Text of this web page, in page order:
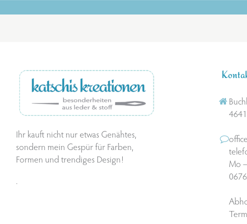
Ihr kauft nicht nur etwas Genähtes,
sondern mein Gespür für Farben,
Formen und trendiges Design!
.
Mo